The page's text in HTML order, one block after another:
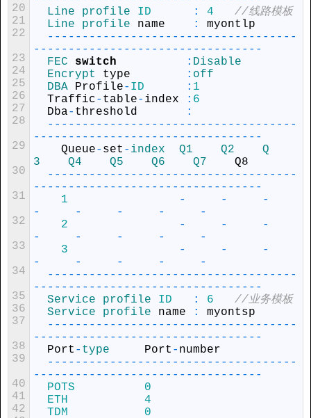
20
21
22
23
24
25
26
27
28
29
30
31
32
33
34
35
36
37
38
39
40
41
42
Line profile ID : 4
//线路模板
Line profile name :
myontlp
-- -- -- -- -- -- -- -- -- -- -- -- -- -- -- -- -- --
-- -- -- -- -- -- -- -- -- -- -- -- -- -- -- -- -
FEC switch : Disable
Encrypt type : off
DBA Profile- ID : 1
Traffic- table- index : 6
Dba- threshold
:
-- -- -- -- -- -- -- -- -- -- -- -- -- -- -- -- -- --
-- -- -- -- -- -- -- -- -- -- -- -- -- -- -- -- -
Queue- set - index Q1 Q2 Q
3 Q4 Q5 Q6 Q7 Q8
-- -- -- -- -- -- -- -- -- -- -- -- -- -- -- -- -- --
-- -- -- -- -- -- -- -- -- -- -- -- -- -- -- -- -
1
- -
-
-
- - -
-
2
- -
-
-
- - -
-
3
- -
-
-
- - -
-
-- -- -- -- -- -- -- -- -- -- -- -- -- -- -- -- -- --
-- -- -- -- -- -- -- -- -- -- -- -- -- -- -- -- -
Service profile ID : 6
//业务模板
Service profile name :
myontsp
-- -- -- -- -- -- -- -- -- -- -- -- -- -- -- -- -- --
-- -- -- -- -- -- -- -- -- -- -- -- -- -- -- -- -
Port - type Port - number
-- -- -- -- -- -- -- -- -- -- -- -- -- -- -- -- -- --
-- -- -- -- -- -- -- -- -- -- -- -- -- -- -- -- -
POTS
0
ETH
4
TDM
0